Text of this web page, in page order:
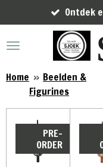
direct
naar
Ontdek en
Home » Beelden &
Figurines
PRE-
ORDER